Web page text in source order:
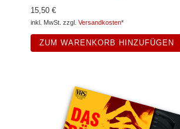
15,50 €
inkl. MwSt. zzgl. Versandkosten*
ZUM WARENKORB HINZUFÜGEN